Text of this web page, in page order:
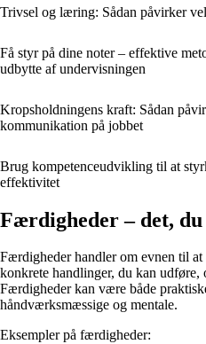
Trivsel og læring: Sådan påvirker
Få styr på dine noter – effektive
udbytte af undervisningen
Kropsholdningens kraft: Sådan
kommunikation på jobbet
Brug kompetenceudvikling til at
effektivitet
Færdigheder – det, du
Færdigheder handler om evnen til at
konkrete handlinger, du kan udføre,
Færdigheder kan være både
håndværksmæssige og mentale.
Eksempler på færdigheder: